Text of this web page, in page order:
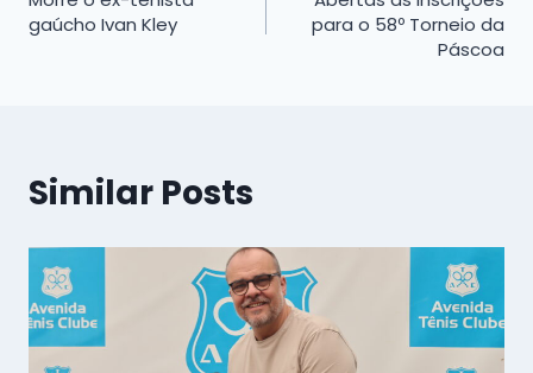
de
gaúcho Ivan Kley
para o 58º Torneio da
Páscoa
Similar Posts